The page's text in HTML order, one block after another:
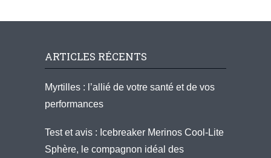
ARTICLES RÉCENTS
Myrtilles : l’allié de votre santé et de vos
performances
Test et avis : Icebreaker Merinos Cool-Lite
Sphère, le compagnon idéal des